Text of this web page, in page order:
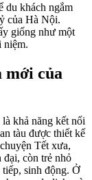
du khách ngắm
của Hà Nội.
giống như một
niệm.
mới của
khả năng kết nối
tàu được thiết kế
Tết xưa,
đại, còn trẻ nhỏ
sinh động. Ở